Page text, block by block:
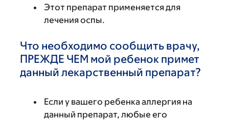
Этот препарат применяется для
лечения оспы.
Что необходимо сообщить врачу,
ПРЕЖДЕ ЧЕМ мой ребенок примет
данный лекарственный препарат?
Если у вашего ребенка аллергия на
данный препарат, любые его